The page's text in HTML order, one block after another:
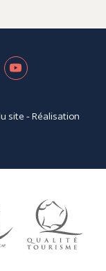
site - Réalisation